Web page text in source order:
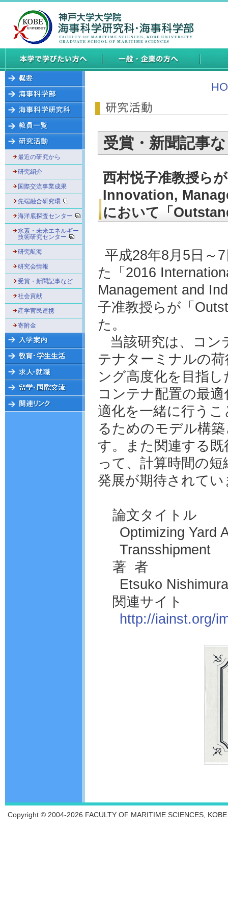
最近の研究から
研究紹介
国際交流事業成果
先端融合研究環
海洋底探査センター
水素・未来エネルギー
技術研究センター
研究航海
研究会情報
受賞・新聞記事など
社会貢献
産学官民連携
寄附金
受賞・新聞記事
西村悦子准教授ら
Innovation,
において「
平成28年8月5日～
た「2016
Management and
子准教授らが「
た。
当該研究は、コン
テナターミナルの
ング高度化を目指
コンテナ配置の最
適化を一緒に行う
るためのモデル構
す。また関連する
って、計算時間の
発展が期待されてい
論文タイトル
Optimizing Yard
Transshipment
著 者
Etsuko
関連サイト
http://iainst.org/
Copyright © 2004-2026 FACULTY OF MARITIME SCIENCES,